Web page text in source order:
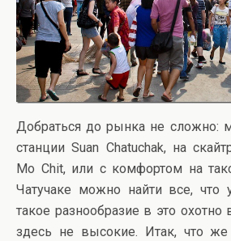
Добраться до рынка не сложно:
станции Suan Chatuchak, на
Mo Chit, или с комфортом на
Чатучаке можно найти все, что
такое разнообразие в это
здесь не высокие. Итак, что